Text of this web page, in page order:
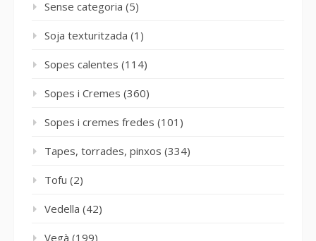
Sense categoria (5)
Soja texturitzada (1)
Sopes calentes (114)
Sopes i Cremes (360)
Sopes i cremes fredes (101)
Tapes, torrades, pinxos (334)
Tofu (2)
Vedella (42)
Vegà (199)